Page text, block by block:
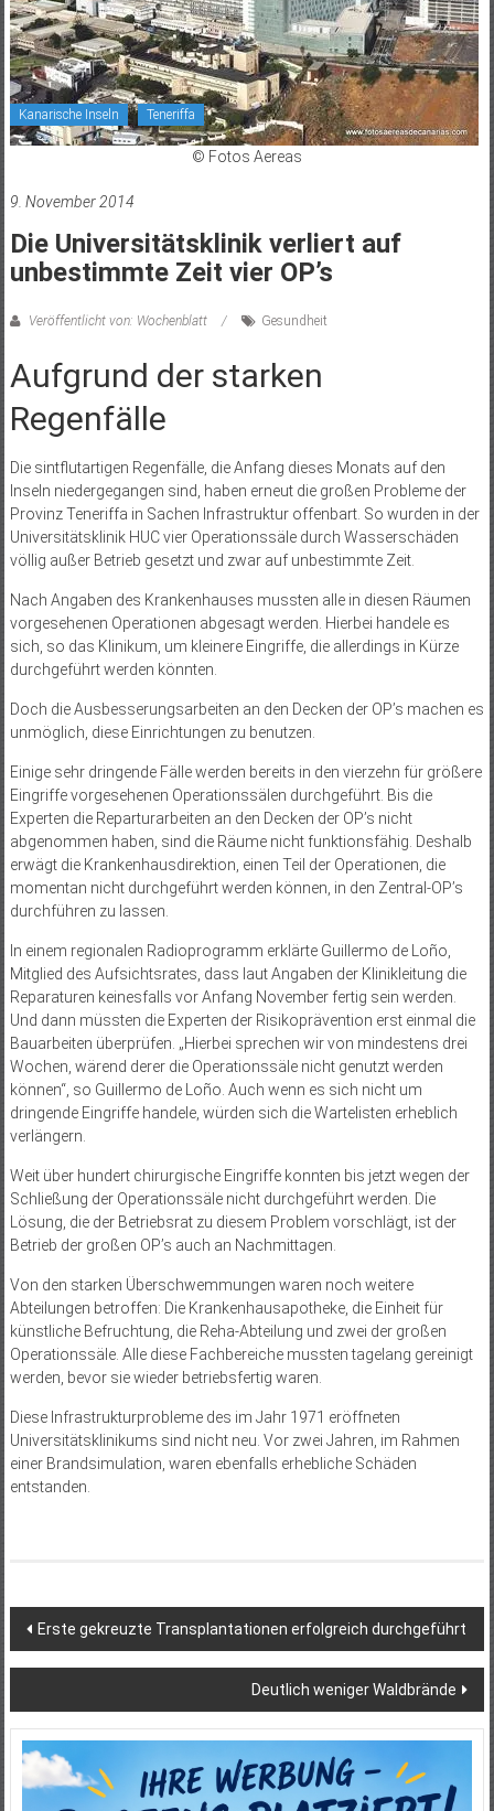
Kanarische Inseln Teneriffa
© Fotos Aereas
9. November 2014
Die Universitätsklinik verliert auf
unbestimmte Zeit vier OP’s
Veröffentlicht von: Wochenblatt Gesundheit
Aufgrund der starken
Regenfälle
Die sintflutartigen Regenfälle, die Anfang dieses Monats auf den
Inseln niedergegangen sind, haben erneut die großen Probleme der
Provinz Teneriffa in Sachen Infrastruktur offenbart. So wurden in der
Universitätsklinik HUC vier Operationssäle durch Wasserschäden
völlig außer Betrieb gesetzt und zwar auf unbestimmte Zeit.
Nach Angaben des Krankenhauses mussten alle in diesen Räumen
vorgesehenen Operationen abgesagt werden. Hierbei handele es
sich, so das Klinikum, um kleinere Eingriffe, die allerdings in Kürze
durchgeführt werden könnten.
Doch die Ausbesserungsarbeiten an den Decken der OP’s machen es
unmöglich, diese Einrichtungen zu benutzen.
Einige sehr dringende Fälle werden bereits in den vierzehn für größere
Eingriffe vorgesehenen Operationssälen durchgeführt. Bis die
Experten die Reparturarbeiten an den Decken der OP’s nicht
abgenommen haben, sind die Räume nicht funktionsfähig. Deshalb
erwägt die Krankenhausdirektion, einen Teil der Operationen, die
momentan nicht durchgeführt werden können, in den Zentral-OP’s
durchführen zu lassen.
In einem regionalen Radioprogramm erklärte Guillermo de Loño,
Mitglied des Aufsichtsrates, dass laut Angaben der Klinikleitung die
Reparaturen keinesfalls vor Anfang November fertig sein werden.
Und dann müssten die Experten der Risikoprävention erst einmal die
Bauarbeiten überprüfen. „Hierbei sprechen wir von mindestens drei
Wochen, wärend derer die Operationssäle nicht genutzt werden
können“, so Guillermo de Loño. Auch wenn es sich nicht um
dringende Eingriffe handele, würden sich die Wartelisten erheblich
verlängern.
Weit über hundert chirurgische Eingriffe konnten bis jetzt wegen der
Schließung der Operationssäle nicht durchgeführt werden. Die
Lösung, die der Betriebsrat zu diesem Problem vorschlägt, ist der
Betrieb der großen OP’s auch an Nachmittagen.
Von den starken Überschwemmungen waren noch weitere
Abteilungen betroffen: Die Krankenhausapotheke, die Einheit für
künstliche Befruchtung, die Reha-Abteilung und zwei der großen
Operationssäle. Alle diese Fachbereiche mussten tagelang gereinigt
werden, bevor sie wieder betriebsfertig waren.
Diese Infrastrukturprobleme des im Jahr 1971 eröffneten
Universitätsklinikums sind nicht neu. Vor zwei Jahren, im Rahmen
einer Brandsimulation, waren ebenfalls erhebliche Schäden
entstanden.
Beitragsnavigation
Erste gekreuzte Transplantationen erfolgreich durchgeführt
Deutlich weniger Waldbrände